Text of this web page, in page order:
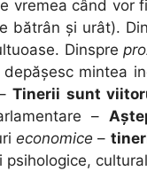
vremea când vor
bătrân şi urât).
Dinspre
mintea
–Tinerii sunt
–
economice –
psihologice,